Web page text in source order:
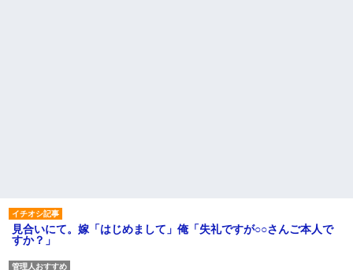
見合いにて。嫁「はじめまして」俺「失礼ですが○○さんご本人で
すか？」